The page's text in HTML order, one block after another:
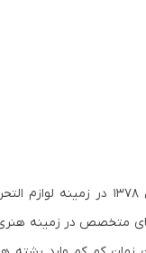
فروشگاه افق در سال ۱۳۷۸ در
متخصص در زمینه هنری